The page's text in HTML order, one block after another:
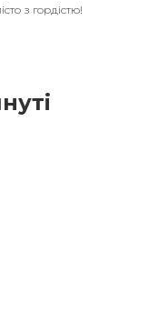
з гордістю!